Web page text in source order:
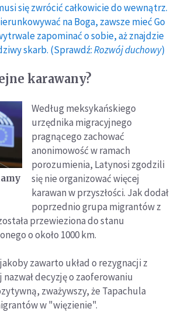
się zwrócić całkowicie do wewnątrz.
na Boga, zawsze mieć Go
zapominać o sobie, aż znajdzie
skarb. (Sprawdź:Rozwój duchowy)
karawany?
Według meksykańskiego
urzędnika migracyjnego
pragnącego zachować
anonimowość w ramach
porozumienia, Latynosi zgodzili
się nie organizować więcej
karawan w przyszłości. Jak dodał
poprzednio grupa migrantów z
przewieziona do stanu
o około 1000 km.
zawarto układ o rezygnacji z
nazwał decyzję o zaoferowaniu
zważywszy, że Tapachula
w "więzienie".